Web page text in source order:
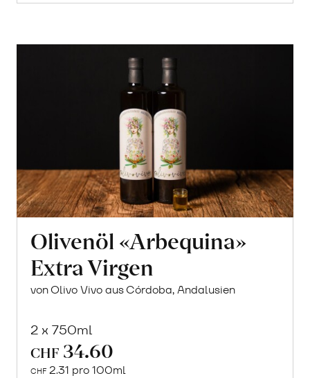
Olivenöl «Arbequina»
Extra Virgen
von Olivo Vivo aus Córdoba, Andalusien
2 x 750ml
CHF 34.60
CHF 2.31 pro 100ml